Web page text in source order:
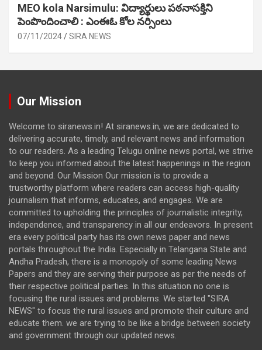
MEO kola Narsimulu: విద్యార్థులు పఠ‌నాసక్తిని
పెంపొందించాలి : ఎంఈఓ కోల నర్సింలు
07/11/2024 SIRA NEWS
Our Mission
Welcome to siranews.in! At siranews.in, we are dedicated to
delivering accurate, timely, and relevant news and information
to our readers. As a leading Telugu online news portal, we strive
to keep you informed about the latest happenings in the region
and beyond. Our Mission Our mission is to provide a
trustworthy platform where readers can access high-quality
journalism that informs, educates, and engages. We are
committed to upholding the principles of journalistic integrity,
independence, and transparency in all our endeavors. In present
era every political party has its own news paper and news
portals throughout the India. Especially in Telangana State and
Andha Pradesh, there is a monopoly of some leading News
Papers and they are serving their purpose as per the needs of
their respective political parties. In this situation no one is
focusing the rural issues and problems. We started "SIRA
NEWS" to focus the rural issues and promote their culture and
educate them. we are trying to be like a bridge between society
and government through our updated news.